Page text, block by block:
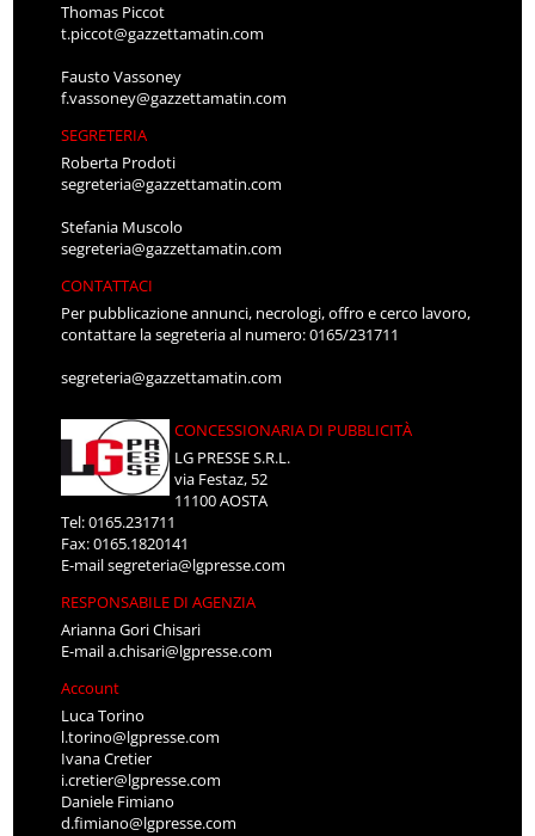
Thomas Piccot
t.piccot@gazzettamatin.com
Fausto Vassoney
f.vassoney@gazzettamatin.com
SEGRETERIA
Roberta Prodoti
segreteria@gazzettamatin.com
Stefania Muscolo
segreteria@gazzettamatin.com
CONTATTACI
Per pubblicazione annunci, necrologi, offro e cerco lavoro,
contattare la segreteria al numero: 0165/231711
segreteria@gazzettamatin.com
CONCESSIONARIA DI PUBBLICITÀ
LG PRESSE S.R.L.
via Festaz, 52
11100 AOSTA
Tel: 0165.231711
Fax: 0165.1820141
E-mailsegreteria@lgpresse.com
RESPONSABILE DI AGENZIA
Arianna Gori Chisari
E-maila.chisari@lgpresse.com
Account
Luca Torino
l.torino@lgpresse.com
Ivana Cretier
i.cretier@lgpresse.com
Daniele Fimiano
d.fimiano@lgpresse.com